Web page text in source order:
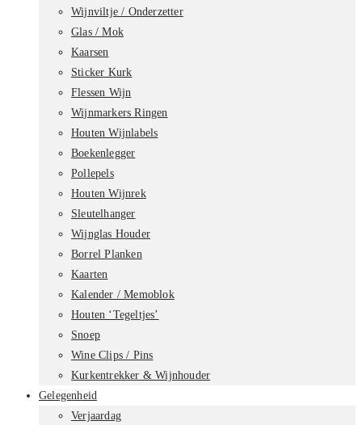
Wijnviltje / Onderzetter
Glas / Mok
Kaarsen
Sticker Kurk
Flessen Wijn
Wijnmarkers Ringen
Houten Wijnlabels
Boekenlegger
Pollepels
Houten Wijnrek
Sleutelhanger
Wijnglas Houder
Borrel Planken
Kaarten
Kalender / Memoblok
Houten ‘Tegeltjes’
Snoep
Wine Clips / Pins
Kurkentrekker & Wijnhouder
Gelegenheid
Verjaardag